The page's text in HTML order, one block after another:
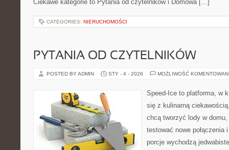
Ciekawe kategorie to Pytania od czytelników i Domowa […]
CATEGORIES: NIERUCHOMOŚCI
PYTANIA OD CZYTELNIKÓW
POSTED BY ADMIN STY - 4 - 2026 MOŻLIWOŚĆ
Speed-Ice to platforma, w
się z kulinarną
chcą tworzyć lody w
testować nowe połączenia
porcje wychodzą